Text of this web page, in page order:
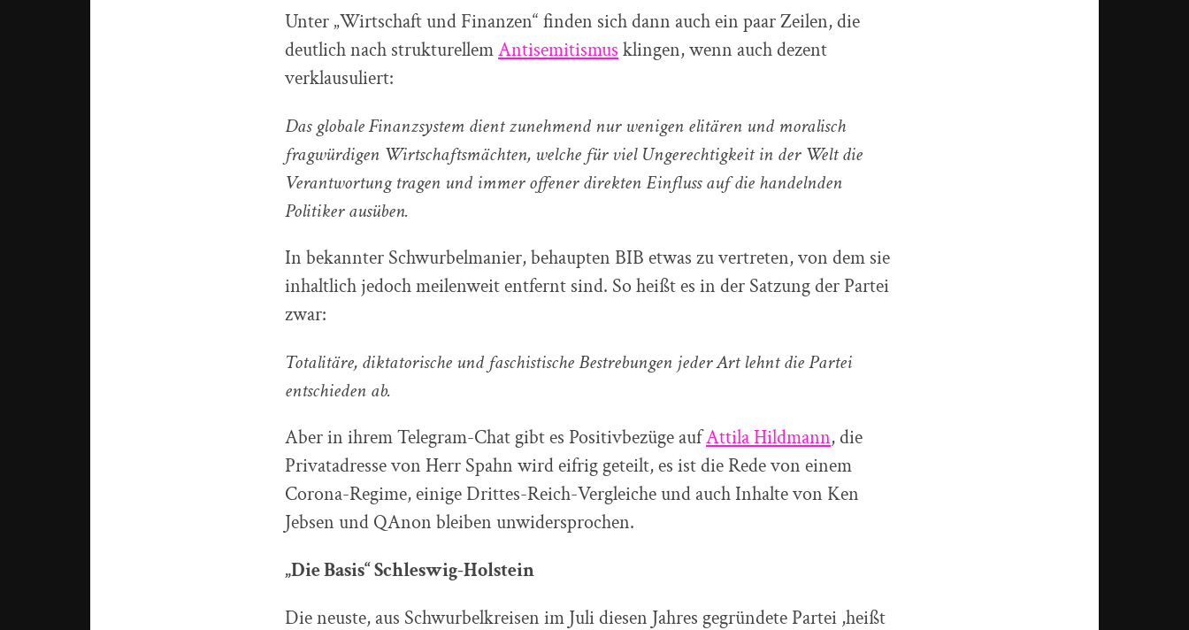
Unter „Wirtschaft und Finanzen“ finden sich dann auch ein paar Zeilen, die
deutlich nach strukturellemAntisemitismus klingen, wenn auch dezent
verklausuliert:
Das globale Finanzsystem dient zunehmend nur wenigen elitären und moralisch
fragwürdigen Wirtschaftsmächten, welche für viel Ungerechtigkeit in der Welt die
Verantwortung tragen und immer offener direkten Einfluss auf die handelnden
Politiker ausüben.
In bekannter Schwurbelmanier, behaupten BIB etwas zu vertreten, von dem sie
inhaltlich jedoch meilenweit entfernt sind. So heißt es in der Satzung der Partei
zwar:
Totalitäre, diktatorische und faschistische Bestrebungen jeder Art lehnt die Partei
entschieden ab.
Aber in ihrem Telegram-Chat gibt es Positivbezüge aufAttila Hildmann, die
Privatadresse von Herr Spahn wird eifrig geteilt, es ist die Rede von einem
Corona-Regime, einige Drittes-Reich-Vergleiche und auch Inhalte von Ken
Jebsen und QAnon bleiben unwidersprochen.
„Die Basis“ Schleswig-Holstein
Die neuste, aus Schwurbelkreisen im Juli diesen Jahres gegründete Partei ,heißt